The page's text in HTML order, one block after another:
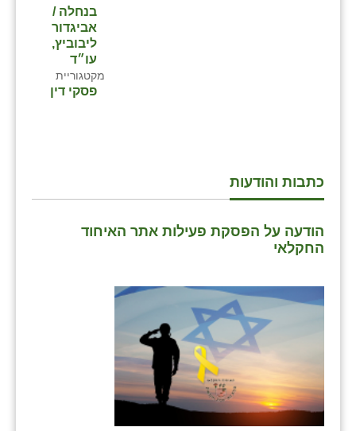
בנחלה /
אביגדור
ליבוביץ,
עו״ד
מקטגוריית
פסקי דין
כתבות והודעות
הודעה על הפסקת פעילות אתר האיחוד
החקלאי